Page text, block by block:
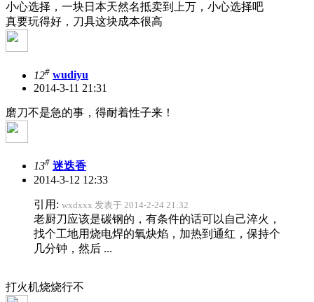
小心选择，一块日本天然名抵卖到上万，小心选择吧
真要玩得好，刀具这块成本很高
12# wudiyu
2014-3-11 21:31
磨刀不是急的事，得耐着性子来！
13# 迷迭香
2014-3-12 12:33
引用: wxdxxx 发表于 2014-2-24 21:32
老厨刀应该是碳钢的，有条件的话可以自己淬火，
找个工地用烧电焊的氧炔焰，加热到通红，保持个
几分钟，然后 ...
打火机烧烧行不